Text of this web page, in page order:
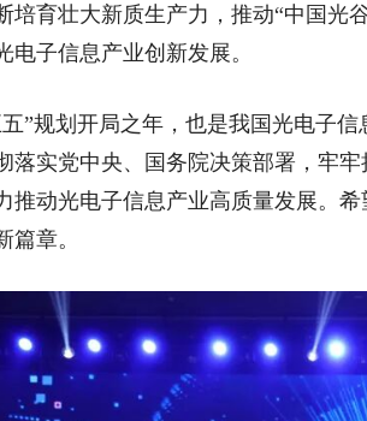
育壮大新质生产力，推动“中国光
子信息产业创新发展。
规划开局之年，也是我国光电子信
落实党中央、国务院决策部署，牢
推动光电子信息产业高质量发展。
章。